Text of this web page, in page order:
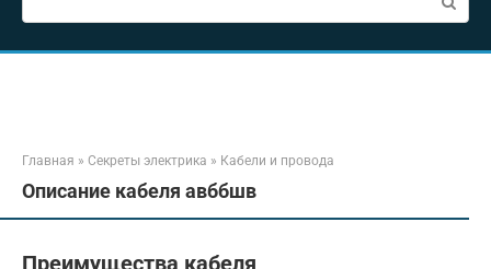
Главная » Секреты электрика » Кабели и провода
Описание кабеля авббшв
Преимущества кабеля